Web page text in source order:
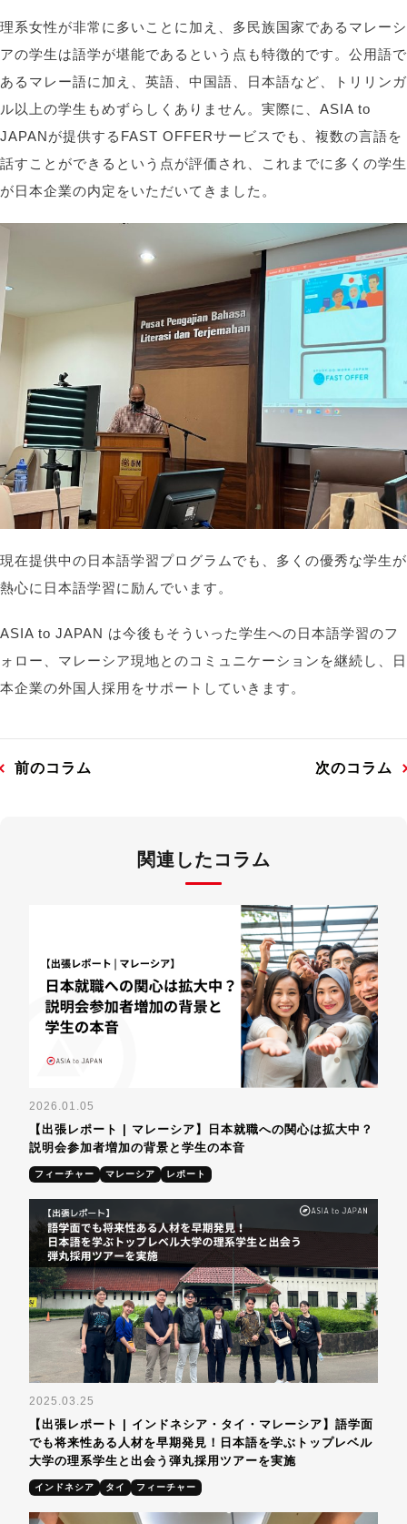
理系女性が非常に多いことに加え、多民族国家であるマレーシ
アの学生は語学が堪能であるという点も特徴的です。公用語で
あるマレー語に加え、英語、中国語、日本語など、トリリンガ
ル以上の学生もめずらしくありません。実際に、ASIA to
JAPANが提供するFAST OFFERサービスでも、複数の言語を
話すことができるという点が評価され、これまでに多くの学生
が日本企業の内定をいただいてきました。
現在提供中の日本語学習プログラムでも、多くの優秀な学生が
熱心に日本語学習に励んでいます。
ASIA to JAPAN は今後もそういった学生への日本語学習のフ
ォロー、マレーシア現地とのコミュニケーションを継続し、日
本企業の外国人採用をサポートしていきます。
前のコラム 次のコラム
関連したコラム
2026.01.05
【出張レポート | マレーシア】日本就職への関心は拡大中？
説明会参加者増加の背景と学生の本音
フィーチャー マレーシア レポート
2025.03.25
【出張レポート | インドネシア・タイ・マレーシア】語学面
でも将来性ある人材を早期発見！日本語を学ぶトップレベル
大学の理系学生と出会う弾丸採用ツアーを実施
インドネシア タイ フィーチャー